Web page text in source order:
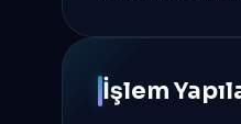
İşlem